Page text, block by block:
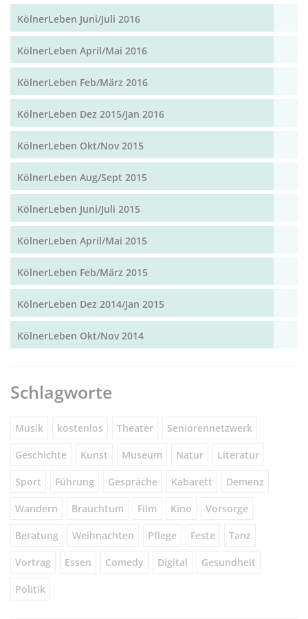
KölnerLeben Juni/Juli 2016
KölnerLeben April/Mai 2016
KölnerLeben Feb/März 2016
KölnerLeben Dez 2015/Jan 2016
KölnerLeben Okt/Nov 2015
KölnerLeben Aug/Sept 2015
KölnerLeben Juni/Juli 2015
KölnerLeben April/Mai 2015
KölnerLeben Feb/März 2015
KölnerLeben Dez 2014/Jan 2015
KölnerLeben Okt/Nov 2014
Schlagworte
Musik kostenlos Theater Seniorennetzwerk
Geschichte Kunst Museum Natur Literatur
Sport Führung Gespräche Kabarett Demenz
Wandern Brauchtum Film Kino Vorsorge
Beratung Weihnachten Pflege Feste Tanz
Vortrag Essen Comedy Digital Gesundheit
Politik